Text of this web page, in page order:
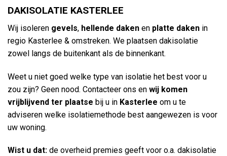
DAKISOLATIE KASTERLEE
Wij isoleren gevels, hellende daken en platte daken in
regio Kasterlee & omstreken. We plaatsen dakisolatie
zowel langs de buitenkant als de binnenkant.
Weet u niet goed welke type van isolatie het best voor u
zou zijn? Geen nood. Contacteer ons en wij komen
vrijblijvend ter plaatse bij u in Kasterlee om u te
adviseren welke isolatiemethode best aangewezen is voor
uw woning.
Wist u dat: de overheid premies geeft voor o.a. dakisolatie